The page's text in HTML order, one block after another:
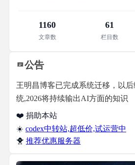
1160
文章数
61
栏目数
公告
王明昌博客已完成系统迁移，以后
统,2026将持续输出AI方面的知识
❤️ 捐助本站
☀️ codex中转站,超低价,试运营中
🐥 推荐优惠服务器